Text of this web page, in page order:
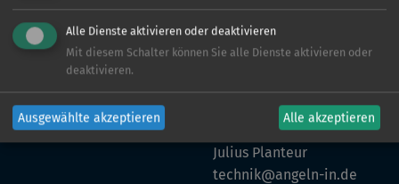
Julius Planteur
technik@angeln-in.de
Alle Dienste aktivieren oder deaktivieren
Mit diesem Schalter können Sie alle Dienste aktivieren oder
deaktivieren.
Ausgewählte akzeptieren Alle akzeptieren